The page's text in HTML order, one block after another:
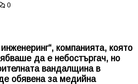
0
компанията, която
да е небостъргач, но
вандалщина в
обявена за медийна